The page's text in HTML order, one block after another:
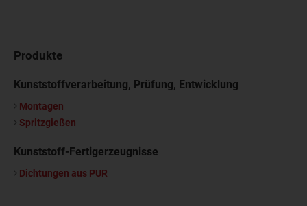
Produkte
Kunststoffverarbeitung, Prüfung, Entwicklung
Montagen
Spritzgießen
Kunststoff-Fertigerzeugnisse
Dichtungen aus PUR